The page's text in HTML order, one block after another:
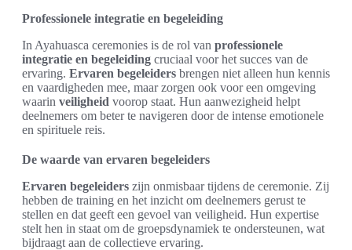
Professionele integratie en begeleiding
In Ayahuasca ceremonies is de rol van professionele
integratie en begeleiding cruciaal voor het succes van de
ervaring. Ervaren begeleiders brengen niet alleen hun kennis
en vaardigheden mee, maar zorgen ook voor een omgeving
waarin veiligheid voorop staat. Hun aanwezigheid helpt
deelnemers om beter te navigeren door de intense emotionele
en spirituele reis.
De waarde van ervaren begeleiders
Ervaren begeleiders zijn onmisbaar tijdens de ceremonie. Zij
hebben de training en het inzicht om deelnemers gerust te
stellen en dat geeft een gevoel van veiligheid. Hun expertise
stelt hen in staat om de groepsdynamiek te ondersteunen, wat
bijdraagt aan de collectieve ervaring.